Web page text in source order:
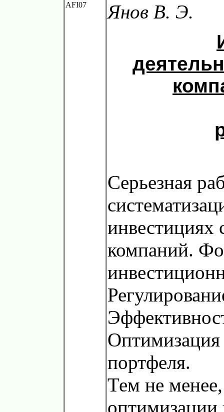
AFI07
Янов В. Э.
Серьезная
инвестициях
компаний.
Оптимизация
портфеля.
Тем не
оптимизации